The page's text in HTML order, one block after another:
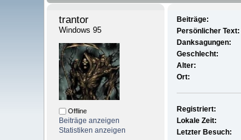
trantor
Windows 95
Offline
Beiträge anzeigen
Statistiken anzeigen
Beiträge:
Persönlicher Text:
Danksagungen:
Geschlecht:
Alter:
Ort:
Registriert:
Lokale Zeit:
Letzter Besuch: